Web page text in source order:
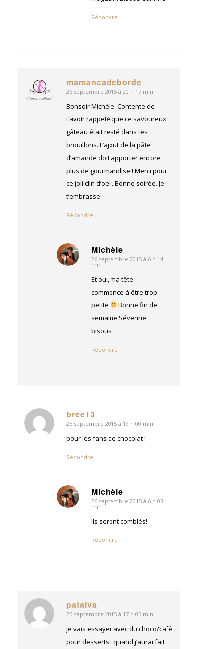
Répondre
mamancadeborde
dit
25 septembre 2015 à 20 h 17 min
Bonsoir Michèle. Contente de
t’avoir rappelé que ce savoureux
gâteau était resté dans tes
brouillons. L’ajout de la pâte
d’amande doit apporter encore
plus de gourmandise ! Merci pour
ce joli clin d’oeil. Bonne soirée. Je
t’embrasse
Répondre
Michèle
dit
26 septembre 2015 à 6 h 14
min
Et oui, ma tête
commence à être trop
petite
Bonne fin de
semaine Séverine,
bisous
Répondre
bree13
dit
:
25 septembre 2015 à 19 h 00 min
pour les fans de chocolat !
Répondre
Michèle
dit
26 septembre 2015 à 6 h 03
min
Ils seront comblés!
Répondre
patalva
dit
:
25 septembre 2015 à 17 h 05 min
Je vais essayer avec du choco/café
pour desserts , quand j’aurai fait